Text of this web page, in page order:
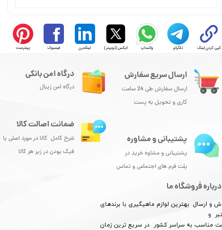
★ ★★ ★★
کپی کردن لینک تلگرام واتساپ ایکس (توییتر) لینکدین فیسبوک پینترست
ارسال سریع سفارش
ارسال سفارش طی 24 ساعت
کاری و تحویل به پست
درباره فروشگاه ما
و ارسال بهترین لوازم ماهیگیری با برندهای
و
مناسب به سراسر کشور در سریع ترین زمان
درگاه امن بانکی
درگاه امن زیبال
پشتیبانی و مشاوره
پشتیبانی و مشاوه خرید در
پلت فرم های اجتماعی و تماس
ضمانت اصالت کالا
شرح کامل کالا در مورد اصلی یا
فیک بودن در زیر هر کالا